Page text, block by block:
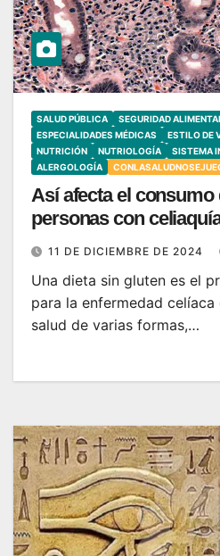
SALUD PÚBLICA SEGURIDAD
ESPECIALIDADES MÉDICAS
ESTILO DE
NUTRICIÓN
NUTRIOLOGÍA SISTEMA
ALERGOLOGÍA
Así afecta el consumo
personas con
11 DE DICIEMBRE DE 2024
Una dieta sin gluten es el
para la enfermedad
salud de varias formas,…